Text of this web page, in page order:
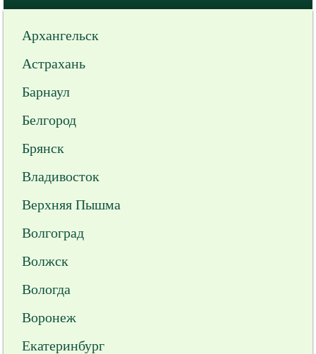
Архангельск
Астрахань
Барнаул
Белгород
Брянск
Владивосток
Верхняя Пышма
Волгоград
Волжск
Вологда
Воронеж
Екатеринбург